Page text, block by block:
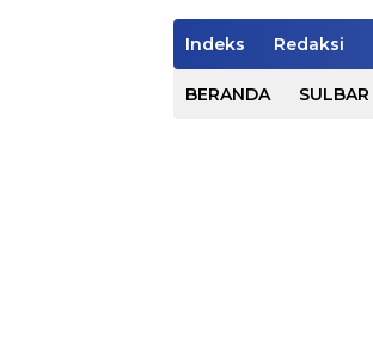
Indeks Redaksi
BERANDA SULBAR